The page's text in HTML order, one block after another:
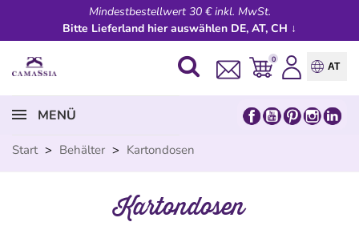
Mindestbestellwert 30 € inkl. MwSt.
Bitte Lieferland hier auswählen DE, AT, CH ↓
0
AT
MENÜ
Start > Behälter > Kartondosen
Kartondosen